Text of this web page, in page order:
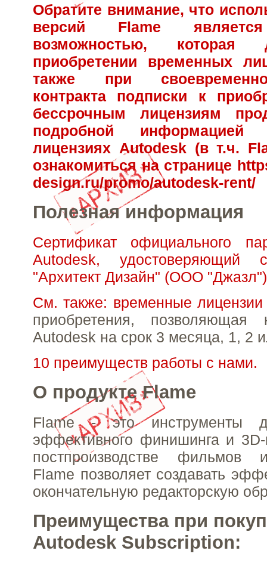
Обратите внимание, что
версий Flame
возможностью, которая
приобретении временных
также при
контракта подписки к
бессрочным лицензиям
подробной
лицензиях Autodesk (в т.ч.
ознакомиться на странице
design.ru/promo/autodesk-rent/
Полезная информация
Сертификат официального
Autodesk, удостоверяющий
"Архитект Дизайн" (ООО "Джазл")
См. также: временные
приобретения, позволяющая
Autodesk на срок 3 месяца, 1, 2
10 преимуществ работы с нами.
О продукте Flame
Flame - это инструменты
эффективного финишинга и 3D-
постпроизводстве фильмов
Flame позволяет создавать
окончательную редакторскую
Преимущества при
Autodesk Subscription: